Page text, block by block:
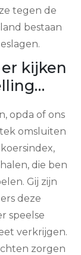
tegen de
bestaan
kijken
opda of ons
omsluiten
die ben
Gij zijn
deze
speelse
verkrijgen.
zorgen